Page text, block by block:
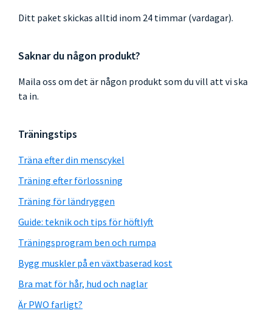
Ditt paket skickas alltid inom 24 timmar (vardagar).
Saknar du någon produkt?
Maila oss om det är någon produkt som du vill att vi ska
ta in.
Träningstips
Träna efter din menscykel
Träning efter förlossning
Träning för ländryggen
Guide: teknik och tips för höftlyft
Träningsprogram ben och rumpa
Bygg muskler på en växtbaserad kost
Bra mat för hår, hud och naglar
Är PWO farligt?